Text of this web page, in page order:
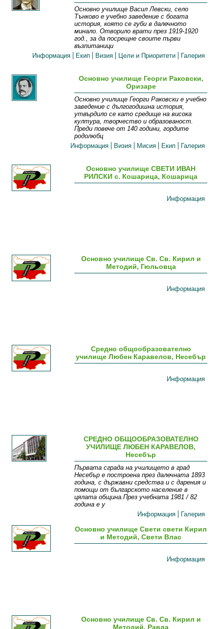
Основно училище Васил Левски, село
Тънково е учебно заведение с богата
история, която се губи в далечното
минало. Отворило врати през 1919-1920
год., за да посрещне своите първи
възпитаници
Информация
Екип Визия Цели и Приоритети Галерия
Основно училище Георги Раковски,
Оризаре
Основно училище Георги Раковски е учебно
заведение с дългогодишна история,
утвърдило се като средище на висока
култура, творчество и образованост.
Преди повече от 140 години, гордите
родолюбц
Информация
Визия Мисия Екип Галерия
Основно училище СВЕТИ ИВАН
РИЛСКИ с. Кошарица, Кошарица
Информация
Основно училище Св. Св. Кирил и
Методий, Гюльовца
Информация
Средно общообразователно
училище Любен Каравелов, Несебър
Информация
СРЕДНО ОБЩООБРАЗОВАТЕЛНО
УЧИЛИЩЕ ЛЮБЕН КАРАВЕЛОВ,
Несебър
Първата сграда на училището в град
Несебър е построена през далечната 1893
година, с държавни средства и с дарения и
помощи от българското население в
цялата община.През учебната 1981 / 82
година е у
Информация
Галерия
Основно училище Свети свети Кирил
и Методий, Свети Влас
Информация
Основно училище Св. Св. Кирил и
Методий, Равда